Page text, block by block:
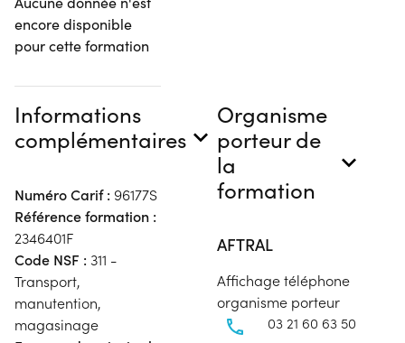
encore disponible
pour cette formation
Informations
complémentaires
Numéro Carif : 96177S
Référence formation :
2346401F
Code NSF : 311 -
Transport,
manutention,
magasinage
Organisme
porteur de
la
formation
AFTRAL
Affichage téléphone
organisme porteur
03 21 60 63 50